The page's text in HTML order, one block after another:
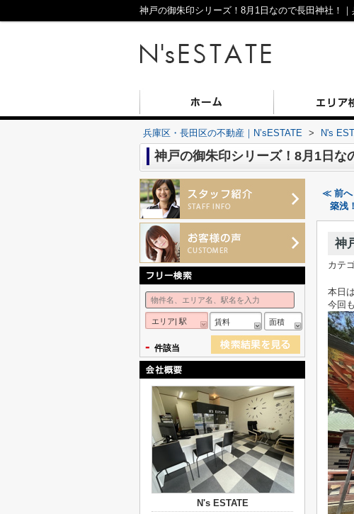
神戸の御朱印シリーズ！8月1日なので長田神社！
兵庫区・長田区の不動産｜N’sESTATE > N's
神戸の御朱印シリーズ！8月1日な
≪ 前へ
築浅
神
カテ
本日
今回
エリア| 駅 賃料 面積
- 件該当
N's ESTATE